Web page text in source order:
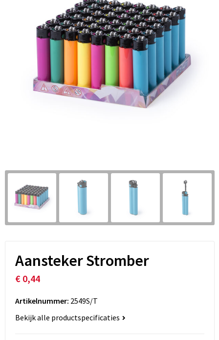
Aansteker Stromber
€ 0,44
Artikelnummer: 2549S/T
Bekijk alle productspecificaties